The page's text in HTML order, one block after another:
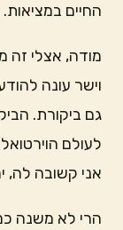
החיים במציאות.
מודה, אצלי זה
וישר עונה
גם ביקורת.
לעולם
אני קשובה לה,
הרי לא משנה